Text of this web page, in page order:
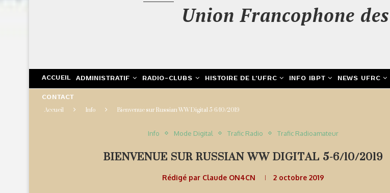
Union Francophone
ACCUEIL ADMINISTRATIF RADIO-CLUBS HISTOIRE DE L’UFRC INFO IBPT NEWS UFRC
CONTACT
Accueil Info Bienvenue sur Russian WW Digital 5-6/10/2019
Info Mode Digital Trafic Radio Trafic Radioamateur
BIENVENUE SUR RUSSIAN WW DIGITAL 5-6/10/2019
Rédigé par Claude ON4CN 2 octobre 2019